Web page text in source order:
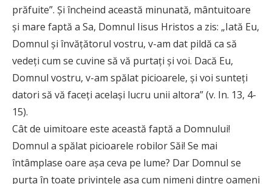
prăfuite”. Şi încheind această minunată, mântuitoare
şi mare faptă a Sa, Domnul Iisus Hristos a zis: „Iată Eu,
Domnul şi învăţătorul vostru, v-am dat pildă ca să
vedeţi cum se cuvine să vă purtaţi şi voi. Dacă Eu,
Domnul vostru, v-am spălat picioarele, şi voi sunteţi
datori să vă faceţi acelaşi lucru unii altora” (v. In. 13, 4-
15).
Cât de uimitoare este această faptă a Domnului!
Domnul a spălat picioarele robilor Săi! Se mai
întâmplase oare aşa ceva pe lume? Dar Domnul se
purta în toate privinţele aşa cum nimeni dintre oameni